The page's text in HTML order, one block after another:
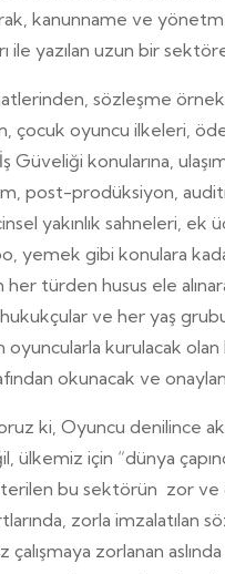
kanunname ve
ile yazılan uzun bir
sözleşme
çocuk oyuncu ilkeleri,
İş Güveliği konularına,
post-prodüksiyon,
yakınlık sahneleri, ek
yemek gibi konulara
her türden husus ele
ve her yaş
oyuncularla kurulacak olan
okunacak ve
ki, Oyuncu denilince
ülkemiz için “dünya
bu sektörün zor ve
zorla imzalatılan
çalışmaya zorlanan